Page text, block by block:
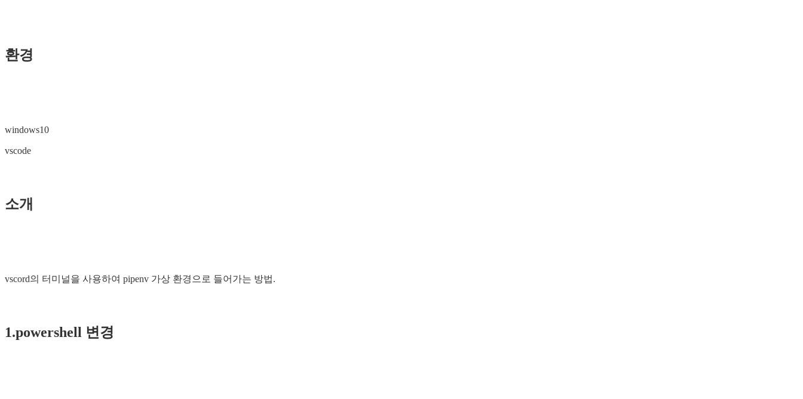
환경
windows10
vscode
소개
vscord의 터미널을 사용하여 pipenv 가상 환경으로 들어가는 방법.
1.powershell 변경